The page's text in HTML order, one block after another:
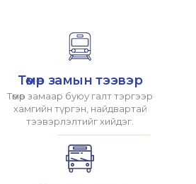
Төмөр замын тээвэр
Төмөр замаар буюу галт тэргээр
хамгийн түргэн, найдвартай
тээвэрлэлтийг хийдэг.